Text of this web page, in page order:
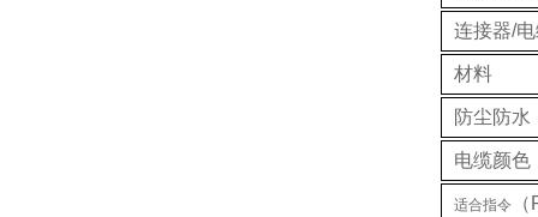
连接器/
材料
防尘防水
电缆颜色
适合指令